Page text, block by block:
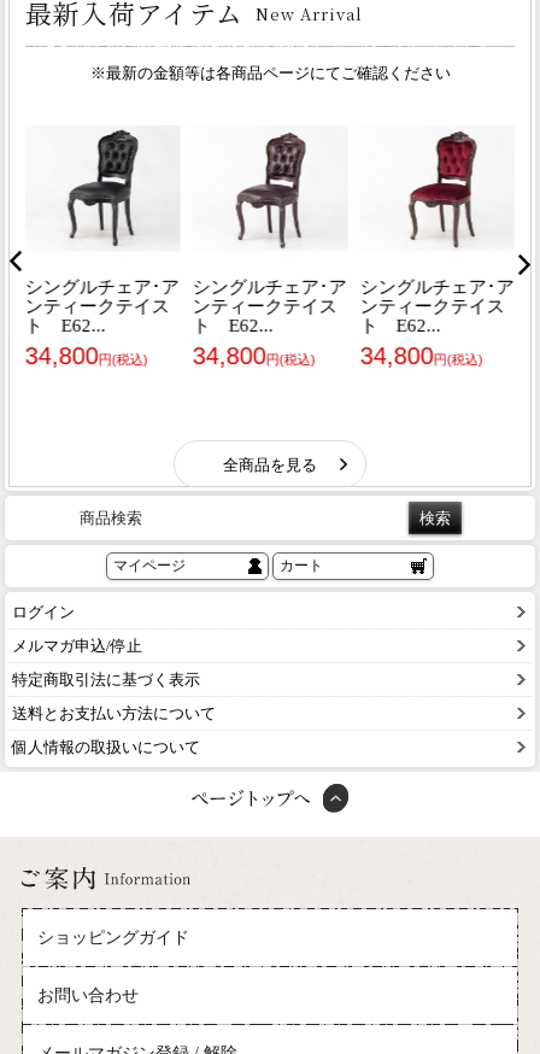
商品検索
マイページ カート
ログイン
メルマガ申込/停止
特定商取引法に基づく表示
送料とお支払い方法について
個人情報の取扱いについて
ショッピングガイド
お問い合わせ